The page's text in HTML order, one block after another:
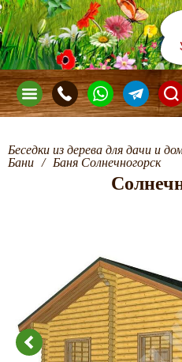
Беседки из дерева для дачи и
Бани / Баня Солнечногорск